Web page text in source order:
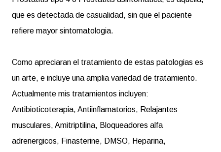
que es detectada de casualidad, sin que el paciente
refiere mayor sintomatologia.
Como apreciaran el tratamiento de estas patologias es
un arte, e incluye una amplia variedad de tratamiento.
Actualmente mis tratamientos incluyen:
Antibioticoterapia, Antiinflamatorios, Relajantes
musculares, Amitriptilina, Bloqueadores alfa
adrenergicos, Finasterine, DMSO, Heparina,